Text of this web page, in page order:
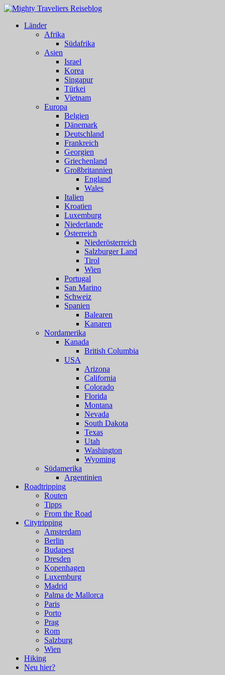
Länder
Afrika
Südafrika
Asien
Israel
Korea
Singapur
Türkei
Vietnam
Europa
Belgien
Dänemark
Deutschland
Frankreich
Georgien
Griechenland
Großbritannien
England
Wales
Italien
Kroatien
Luxemburg
Niederlande
Österreich
Niederösterreich
Salzburger Land
Tirol
Wien
Portugal
San Marino
Schweiz
Spanien
Balearen
Kanaren
Nordamerika
Kanada
British Columbia
USA
Arizona
California
Colorado
Florida
Montana
Nevada
South Dakota
Texas
Utah
Washington
Wyoming
Südamerika
Argentinien
Roadtripping
Routen
Tipps
From the Road
Citytripping
Amsterdam
Berlin
Budapest
Dresden
Kopenhagen
Luxemburg
Madrid
Palma de Mallorca
Paris
Porto
Prag
Rom
Salzburg
Wien
Hiking
Neu hier?